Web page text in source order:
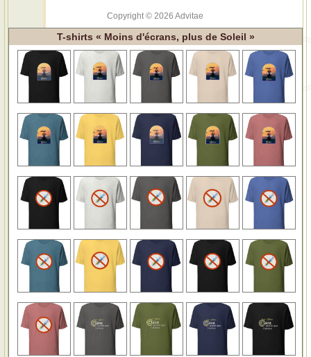
Copyright © 2026 Advitae
T-shirts « Moins d'écrans, plus de Soleil »